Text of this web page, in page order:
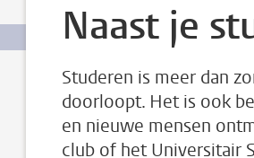
Naast je
Studeren is meer dan
doorloopt. Het is ook
en nieuwe mensen
club of het Universitair